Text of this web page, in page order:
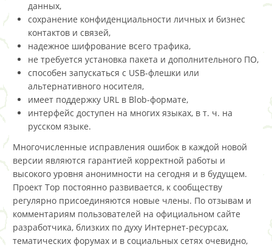
данных,
сохранение конфиденциальности личных и бизнес
контактов и связей,
надежное шифрование всего трафика,
не требуется установка пакета и дополнительного ПО,
способен запускаться с USB-флешки или
альтернативного носителя,
имеет поддержку URL в Blob-формате,
интерфейс доступен на многих языках, в т. ч. на
русском языке.
Многочисленные исправления ошибок в каждой новой
версии являются гарантией корректной работы и
высокого уровня анонимности на сегодня и в будущем.
Проект Тор постоянно развивается, к сообществу
регулярно присоединяются новые члены. По отзывам и
комментариям пользователей на официальном сайте
разработчика, близких по духу Интернет-ресурсах,
тематических форумах и в социальных сетях очевидно,